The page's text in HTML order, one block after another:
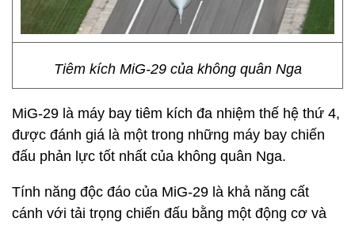
Tiêm kích MiG-29 của không quân Nga
MiG-29 là máy bay tiêm kích đa nhiệm thế hệ thứ 4,
được đánh giá là một trong những máy bay chiến
đấu phản lực tốt nhất của không quân Nga.
Tính năng độc đáo của MiG-29 là khả năng cất
cánh với tải trọng chiến đấu bằng một động cơ và